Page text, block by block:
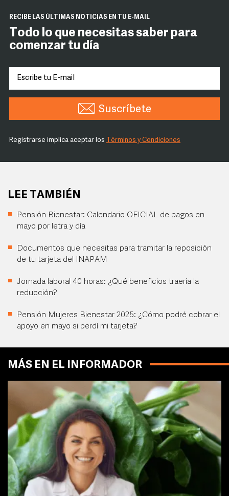
RECIBE LAS ÚLTIMAS NOTICIAS EN TU E-MAIL
Todo lo que necesitas saber para
comenzar tu día
Suscríbete
Registrarse implica aceptar los Términos y Condiciones
LEE TAMBIÉN
Pensión Bienestar: Calendario OFICIAL de pagos en
mayo por letra y día
Documentos que necesitas para tramitar la reposición
de tu tarjeta del INAPAM
Jornada laboral 40 horas: ¿Qué beneficios traería la
reducción?
Pensión Mujeres Bienestar 2025: ¿Cómo podré cobrar el
apoyo en mayo si perdí mi tarjeta?
MÁS EN EL INFORMADOR